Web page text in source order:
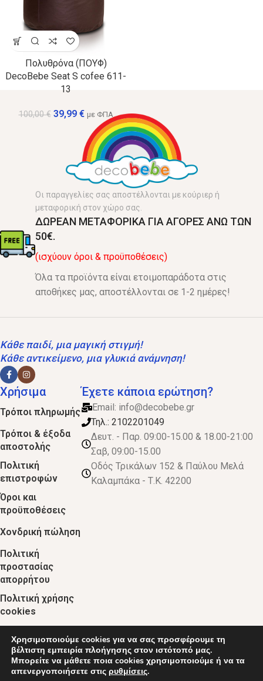
Πολυθρόνα (ΠΟΥΦ)
DecoBebe Seat S cofee 611-
13
100,00€ 39,99 € με ΦΠΑ
Οι παραγγελίες σας αποστέλλονται με κούριερ ή
μεταφορική στον χώρο σας.
ΔΩΡΕΑΝ ΜΕΤΑΦΟΡΙΚΑ ΓΙΑ ΑΓΟΡΕΣ ΑΝΩ ΤΩΝ
50€.
(ισχύουν όροι & προϋποθέσεις)
Όλα τα προϊόντα είναι ετοιμοπαράδοτα στις
αποθήκες μας, αποστέλλονται σε 1-2 ημέρες!
Κάθε παιδί, μια μαγική στιγμή!
Κάθε αντικείμενο, μια γλυκιά ανάμνηση!
Χρήσιμα
Τρόποι πληρωμής
Τρόποι & έξοδα
αποστολής
Πολιτική
επιστροφών
Όροι και
προϋποθέσεις
Χονδρική πώληση
Πολιτική
προστασίας
απορρήτου
Πολιτική χρήσης
cookies
Έχετε κάποια ερώτηση?
Email: info@decobebe.gr
Τηλ.: 2102201049
Δευτ. - Παρ. 09:00-15.00 & 18.00-21:00
Σαβ, 09:00-15.00
Οδός Τρικάλων 152 & Παύλου Μελά
Καλαμπάκα - Τ.Κ. 42200
© 2024 :: decobebe.gr
Χρησιμοποιούμε cookies για να σας προσφέρουμε τη
βέλτιστη εμπειρία πλοήγησης στον ιστότοπό μας.
Μπορείτε να μάθετε ποια cookies χρησιμοποιούμε ή να τα
απενεργοποιήσετε στις ρυθμίσεις.